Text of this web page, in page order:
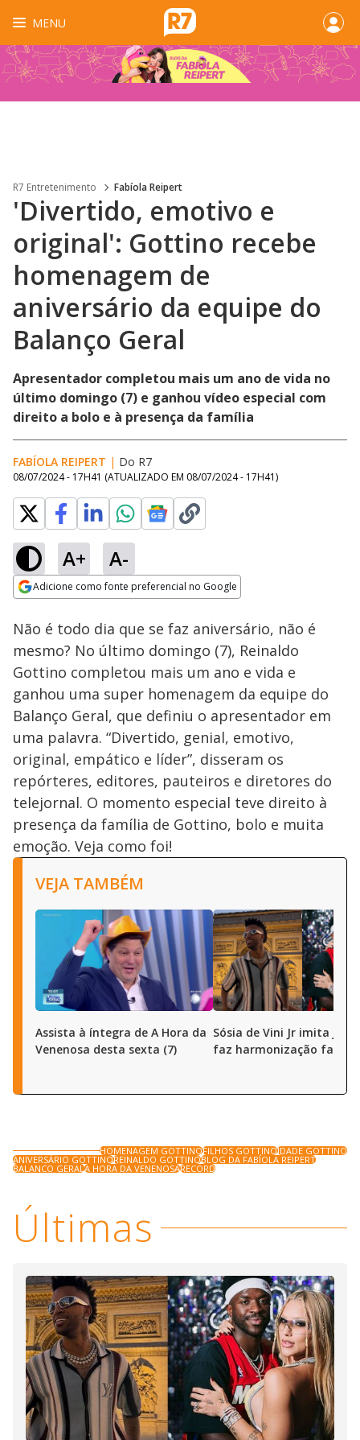
MENU
R7 Entretenimento Fabíola Reipert
'Divertido, emotivo e
original': Gottino recebe
homenagem de
aniversário da equipe do
Balanço Geral
Apresentador completou mais um ano de vida no
último domingo (7) e ganhou vídeo especial com
direito a bolo e à presença da família
FABÍOLA REIPERT | Do R7
08/07/2024 - 17H41 (ATUALIZADO EM 08/07/2024 - 17H41)
A+ A-
Adicione como fonte preferencial no Google
Ativar
Loaded
30.56%
Não é todo dia que se faz aniversário, não é
mesmo? No último domingo (7), Reinaldo
Gottino completou mais um ano e vida e
ganhou uma super homenagem da equipe do
Balanço Geral, que definiu o apresentador em
uma palavra. “Divertido, genial, emotivo,
original, empático e líder”, disseram os
repórteres, editores, pauteiros e diretores do
telejornal. O momento especial teve direito à
presença da família de Gottino, bolo e muita
emoção. Veja como foi!
VEJA TAMBÉM
Assista à íntegra de A Hora da
Venenosa desta sexta (7)
Sósia de Vini Jr imita
faz harmonização facial
HOMENAGEM GOTTINOFILHOS GOTTINOIDADE GOTTINO
ANIVERSÁRIO GOTTINOREINALDO GOTTINOBLOG DA FABÍOLA REIPERT
BALANCO GERALA HORA DA VENENOSARECORD
Últimas